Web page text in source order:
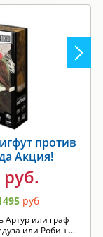
против
Акция!
руб
Артур или граф
или Робин ...